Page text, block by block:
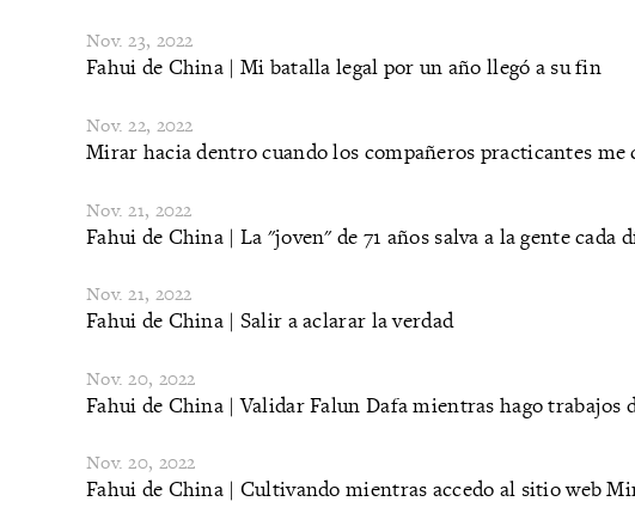
Nov. 23, 2022
Fahui de China | Mi batalla legal por un año llegó a su fin
Nov. 22, 2022
​Mirar hacia dentro cuando los compañeros practicantes
Nov. 21, 2022
Fahui de China | La "joven" de 71 años salva a la gente cada
Nov. 21, 2022
Fahui de China | Salir a aclarar la verdad
Nov. 20, 2022
Fahui de China | Validar Falun Dafa mientras hago trabajos
Nov. 20, 2022
Fahui de China | Cultivando mientras accedo al sitio web